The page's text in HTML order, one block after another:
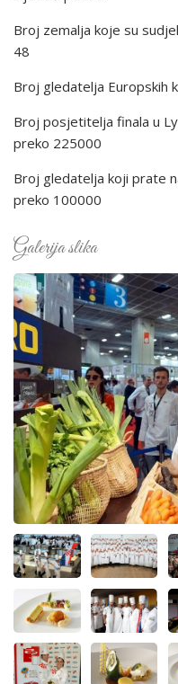
Broj zemalja koje su
48
Broj gledatelja Europskih
Broj posjetitelja finala u
preko 225000
Broj gledatelja koji prate
preko 100000
Galerija slika